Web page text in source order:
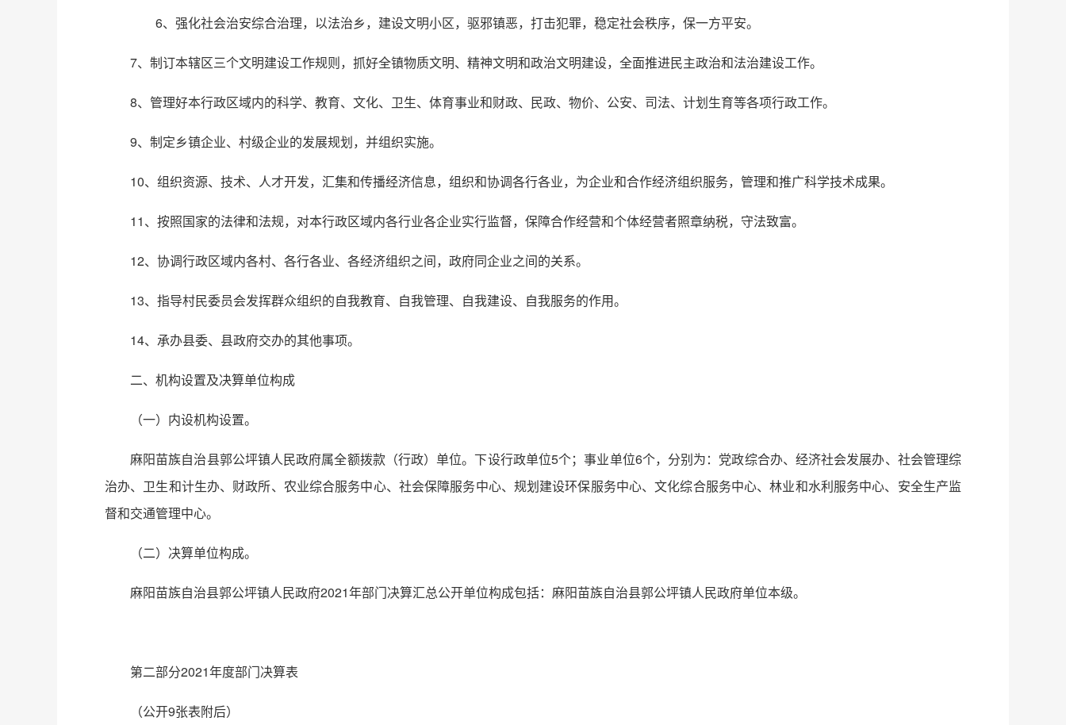
6、强化社会治安综合治理，以法治乡，建设文明小区，驱邪镇恶，打击犯罪，稳定社会秩序，保一方平安。
7、制订本辖区三个文明建设工作规则，抓好全镇物质文明、精神文明和政治文明建设，全面推进民主政治和法治建设工作。
8、管理好本行政区域内的科学、教育、文化、卫生、体育事业和财政、民政、物价、公安、司法、计划生育等各项行政工作。
9、制定乡镇企业、村级企业的发展规划，并组织实施。
10、组织资源、技术、人才开发，汇集和传播经济信息，组织和协调各行各业，为企业和合作经济组织服务，管理和推广科学技术成果。
11、按照国家的法律和法规，对本行政区域内各行业各企业实行监督，保障合作经营和个体经营者照章纳税，守法致富。
12、协调行政区域内各村、各行各业、各经济组织之间，政府同企业之间的关系。
13、指导村民委员会发挥群众组织的自我教育、自我管理、自我建设、自我服务的作用。
14、承办县委、县政府交办的其他事项。
二、机构设置及决算单位构成
（一）内设机构设置。
麻阳苗族自治县郭公坪镇人民政府属全额拨款（行政）单位。下设行政单位5个；事业单位6个，分别为：党政综合办、经济社会发展办、社会管理综
治办、卫生和计生办、财政所、农业综合服务中心、社会保障服务中心、规划建设环保服务中心、文化综合服务中心、林业和水利服务中心、安全生产监
督和交通管理中心。
（二）决算单位构成。
麻阳苗族自治县郭公坪镇人民政府2021年部门决算汇总公开单位构成包括：麻阳苗族自治县郭公坪镇人民政府单位本级。
第二部分2021年度部门决算表
（公开9张表附后）